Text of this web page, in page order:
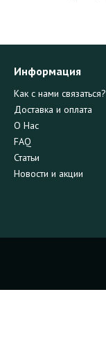
Информация
Как с нами связаться?
Доставка и оплата
О Нас
FAQ
Статьи
Новости и акции